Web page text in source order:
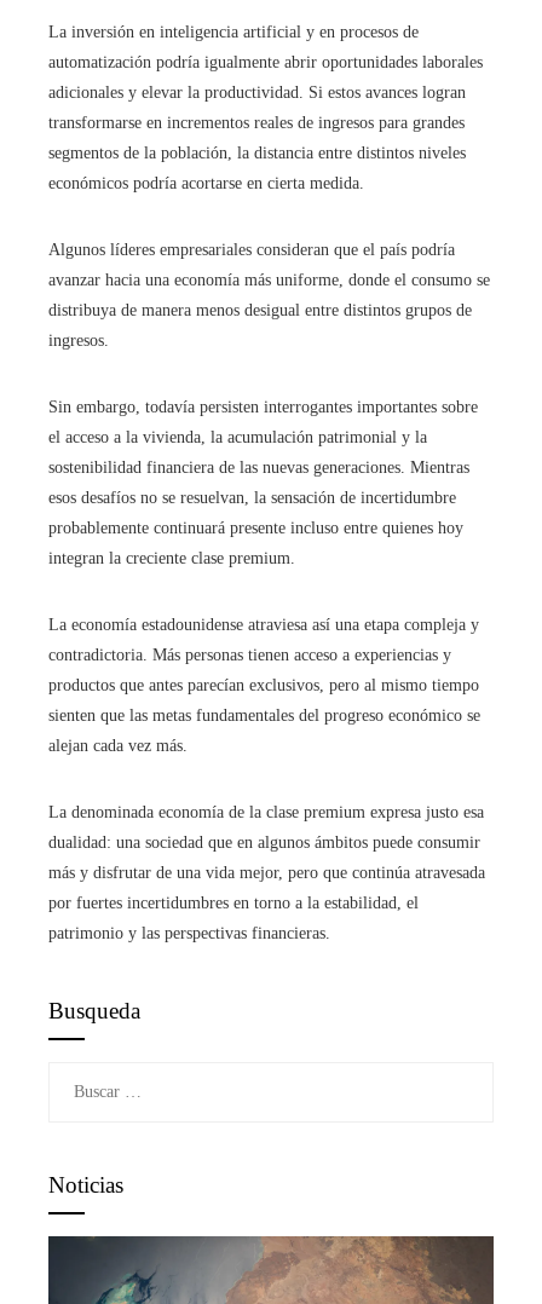
La inversión en inteligencia artificial y en procesos de
automatización podría igualmente abrir oportunidades laborales
adicionales y elevar la productividad. Si estos avances logran
transformarse en incrementos reales de ingresos para grandes
segmentos de la población, la distancia entre distintos niveles
económicos podría acortarse en cierta medida.
Algunos líderes empresariales consideran que el país podría
avanzar hacia una economía más uniforme, donde el consumo se
distribuya de manera menos desigual entre distintos grupos de
ingresos.
Sin embargo, todavía persisten interrogantes importantes sobre
el acceso a la vivienda, la acumulación patrimonial y la
sostenibilidad financiera de las nuevas generaciones. Mientras
esos desafíos no se resuelvan, la sensación de incertidumbre
probablemente continuará presente incluso entre quienes hoy
integran la creciente clase premium.
La economía estadounidense atraviesa así una etapa compleja y
contradictoria. Más personas tienen acceso a experiencias y
productos que antes parecían exclusivos, pero al mismo tiempo
sienten que las metas fundamentales del progreso económico se
alejan cada vez más.
La denominada economía de la clase premium expresa justo esa
dualidad: una sociedad que en algunos ámbitos puede consumir
más y disfrutar de una vida mejor, pero que continúa atravesada
por fuertes incertidumbres en torno a la estabilidad, el
patrimonio y las perspectivas financieras.
Busqueda
Noticias